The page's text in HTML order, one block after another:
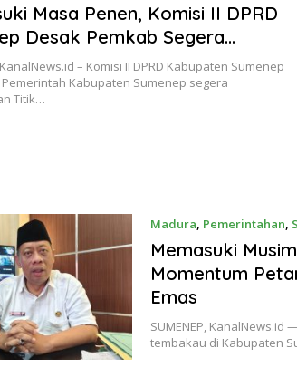
Masa Penen, Komisi II DPRD
Desak Pemkab Segera
TIHT 2026
KanalNews.id – Komisi II DPRD Kabupaten Sumenep
Kabupaten Sumenep segera
Titik…
Madura, Pemerintahan,
Memasuki
Momentum
Emas
SUMENEP, KanalNews.id
tembakau di Kabupaten